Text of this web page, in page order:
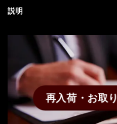
説明
再入荷・お取